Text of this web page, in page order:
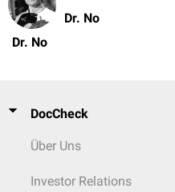
Dr. No
Dr. No
DocCheck
Über Uns
Investor Relations